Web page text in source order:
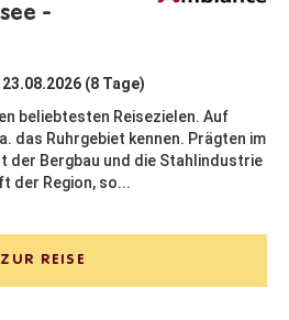
-
(8 Tage)
beliebtesten Reisezielen. Auf
das Ruhrgebiet kennen. Prägten im
der Bergbau und die Stahlindustrie
der Region, so...
ZUR REISE